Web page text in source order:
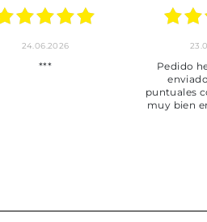
24.06.2026
***
Pedido
puntuales
muy bien